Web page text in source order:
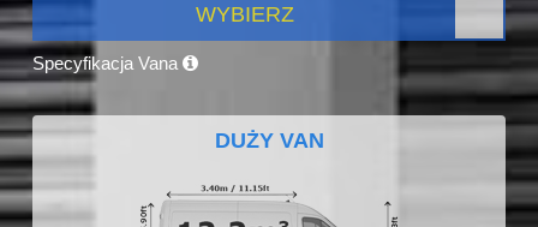
WYBIERZ
Specyfikacja Vana
DUŻY VAN